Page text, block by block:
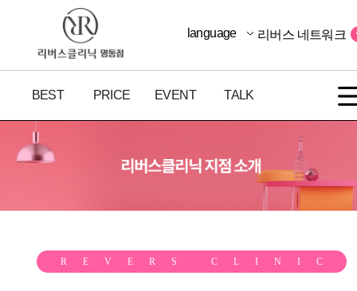
BEST PRICE EVENT TALK
language 리버스 네트워크
REVERS CLINIC